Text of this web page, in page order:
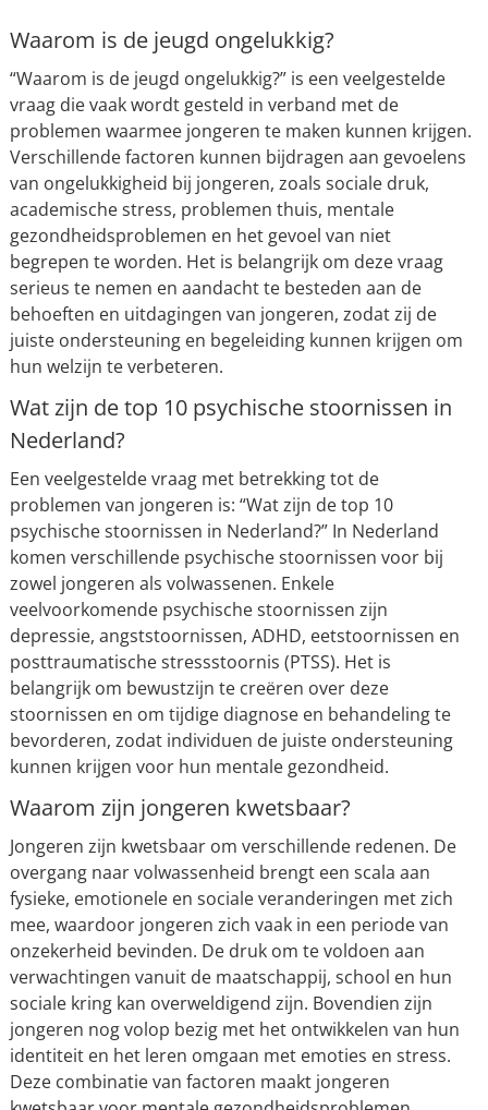
Waarom is de jeugd ongelukkig?
“Waarom is de jeugd ongelukkig?” is een veelgestelde
vraag die vaak wordt gesteld in verband met de
problemen waarmee jongeren te maken kunnen krijgen.
Verschillende factoren kunnen bijdragen aan gevoelens
van ongelukkigheid bij jongeren, zoals sociale druk,
academische stress, problemen thuis, mentale
gezondheidsproblemen en het gevoel van niet
begrepen te worden. Het is belangrijk om deze vraag
serieus te nemen en aandacht te besteden aan de
behoeften en uitdagingen van jongeren, zodat zij de
juiste ondersteuning en begeleiding kunnen krijgen om
hun welzijn te verbeteren.
Wat zijn de top 10 psychische stoornissen in
Nederland?
Een veelgestelde vraag met betrekking tot de
problemen van jongeren is: “Wat zijn de top 10
psychische stoornissen in Nederland?” In Nederland
komen verschillende psychische stoornissen voor bij
zowel jongeren als volwassenen. Enkele
veelvoorkomende psychische stoornissen zijn
depressie, angststoornissen, ADHD, eetstoornissen en
posttraumatische stressstoornis (PTSS). Het is
belangrijk om bewustzijn te creëren over deze
stoornissen en om tijdige diagnose en behandeling te
bevorderen, zodat individuen de juiste ondersteuning
kunnen krijgen voor hun mentale gezondheid.
Waarom zijn jongeren kwetsbaar?
Jongeren zijn kwetsbaar om verschillende redenen. De
overgang naar volwassenheid brengt een scala aan
fysieke, emotionele en sociale veranderingen met zich
mee, waardoor jongeren zich vaak in een periode van
onzekerheid bevinden. De druk om te voldoen aan
verwachtingen vanuit de maatschappij, school en hun
sociale kring kan overweldigend zijn. Bovendien zijn
jongeren nog volop bezig met het ontwikkelen van hun
identiteit en het leren omgaan met emoties en stress.
Deze combinatie van factoren maakt jongeren